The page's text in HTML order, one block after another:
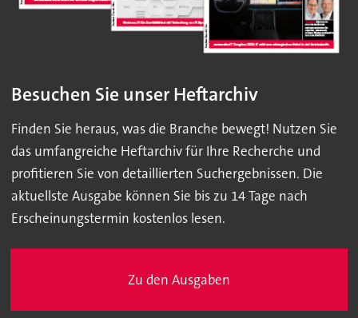
Besuchen Sie unser Heftarchiv
Finden Sie heraus, was die Branche bewegt! Nutzen Sie
das umfangreiche Heftarchiv für Ihre Recherche und
profitieren Sie von detaillierten Suchergebnissen. Die
aktuellste Ausgabe können Sie bis zu 14 Tage nach
Erscheinungstermin kostenlos lesen.
Zu den Ausgaben